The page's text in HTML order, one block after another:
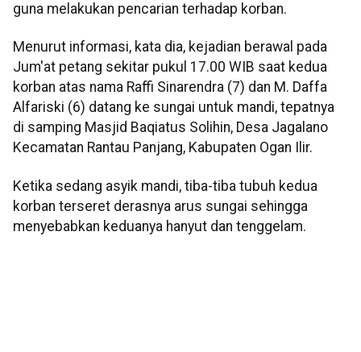
guna melakukan pencarian terhadap korban.
Menurut informasi, kata dia, kejadian berawal pada
Jum'at petang sekitar pukul 17.00 WIB saat kedua
korban atas nama Raffi Sinarendra (7) dan M. Daffa
Alfariski (6) datang ke sungai untuk mandi, tepatnya
di samping Masjid Baqiatus Solihin, Desa Jagalano
Kecamatan Rantau Panjang, Kabupaten Ogan Ilir.
Ketika sedang asyik mandi, tiba-tiba tubuh kedua
korban terseret derasnya arus sungai sehingga
menyebabkan keduanya hanyut dan tenggelam.